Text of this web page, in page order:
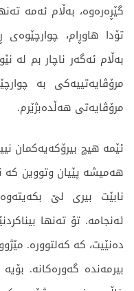
گێڕەرەوە، بەڵام ئەمە
تۆدا هاوڕام،
بەڵام ئەگەر ناچار بم لە
مرۆڤایەتییەکی بە
مرۆڤایەتی هەڵدەبژێرم.
ئێمە هیچ بیرۆکەیەکمان
هەمیشە پێیان وتووین
نابێت بیری لێ
ئەنجامە. تۆ تەنها
دەنێیت، کە کەلتوورە.
بیرمەندە گەورەکانە.